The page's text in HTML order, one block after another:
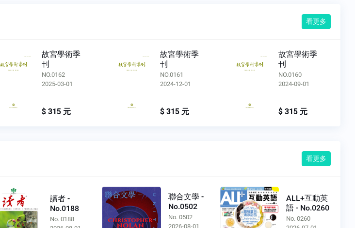
看更多
故宮學術季
刊
NO.0162
2025-03-01
$ 315 元
故宮學術季
刊
NO.0161
2024-12-01
$ 315 元
故宮學術季
刊
NO.0160
2024-09-01
$ 315 元
看更多
讀者 -
No.0188
No. 0188
聯合文學 -
No.0502
No. 0502
2026-08-01
ALL+互動英
語 - No.0260
No. 0260